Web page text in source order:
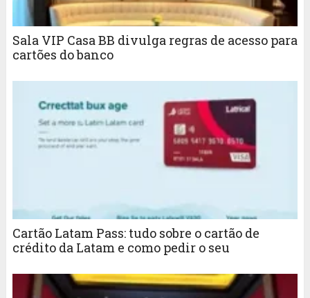
Sala VIP Casa BB divulga regras de acesso para
cartões do banco
Cartão Latam Pass: tudo sobre o cartão de
crédito da Latam e como pedir o seu